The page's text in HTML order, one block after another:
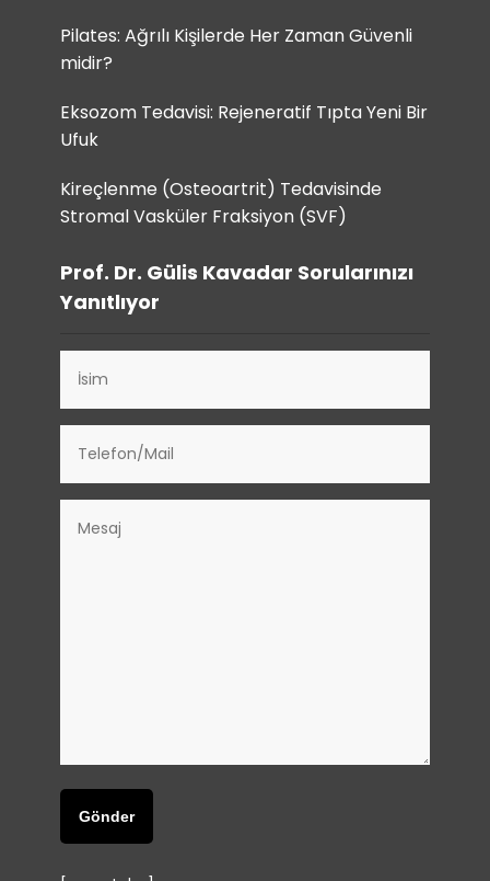
Pilates: Ağrılı Kişilerde Her Zaman Güvenli
midir?
Eksozom Tedavisi: Rejeneratif Tıpta Yeni Bir
Ufuk
Kireçlenme (Osteoartrit) Tedavisinde
Stromal Vasküler Fraksiyon (SVF)
Prof. Dr. Gülis Kavadar Sorularınızı
Yanıtlıyor